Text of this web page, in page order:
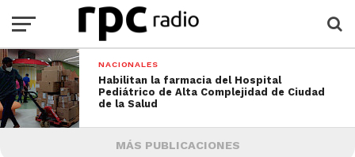
NACIONALES
Habilitan la farmacia del Hospital
Pediátrico de Alta Complejidad de Ciudad
de la Salud
MÁS PUBLICACIONES